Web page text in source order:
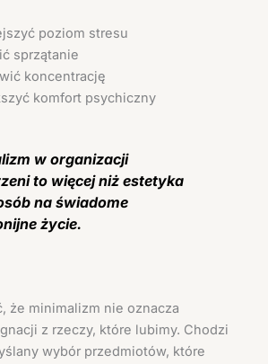
poziom stresu
sprzątanie
koncentrację
komfort psychiczny
w organizacji
to więcej niż estetyka
na świadome
życie.
że minimalizm nie oznacza
z rzeczy, które lubimy. Chodzi
wybór przedmiotów, które